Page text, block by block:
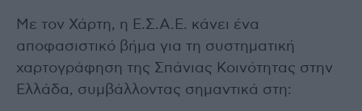
Με τον Χάρτη, η Ε.Σ.Α.Ε. κάνει ένα
αποφασιστικό βήμα για τη συστηματική
χαρτογράφηση της Σπάνιας Κοινότητας στην
Ελλάδα, συμβάλλοντας σημαντικά στη: